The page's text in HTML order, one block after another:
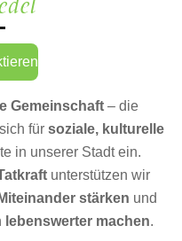
Gemeinschaft – die
für soziale, kulturelle
in unserer Stadt ein.
unterstützen wir
Miteinander stärken und
lebenswerter machen.